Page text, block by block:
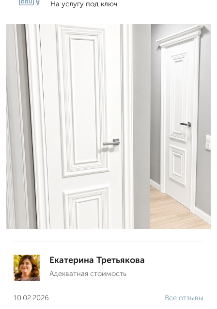
На услугу под ключ
Екатерина Третьякова
Адекватная стоимость
10.02.2026
Все отзывы